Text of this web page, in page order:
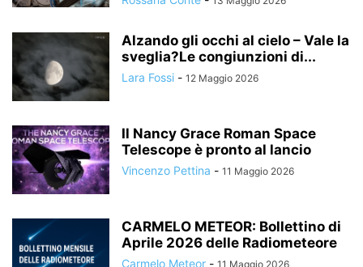
Alzando gli occhi al cielo – Vale la
sveglia?Le congiunzioni di...
Lara Fossi - 12 Maggio 2026
Il Nancy Grace Roman Space
Telescope è pronto al lancio
Vincenzo Pettina - 11 Maggio 2026
CARMELO METEOR: Bollettino di
Aprile 2026 delle Radiometeore
Carmelo Meteor - 11 Maggio 2026